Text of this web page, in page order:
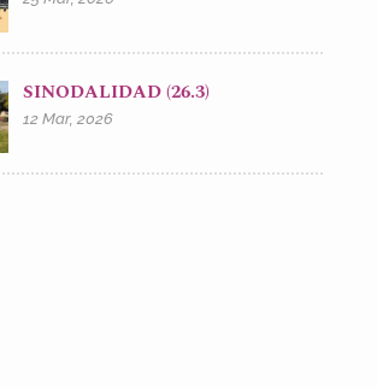
SINODALIDAD (26.3)
12 Mar, 2026